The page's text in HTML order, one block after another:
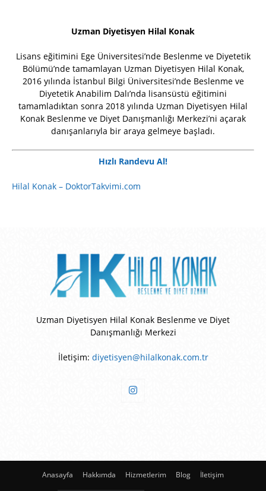
Uzman Diyetisyen Hilal Konak
Lisans eğitimini Ege Üniversitesi’nde Beslenme ve Diyetetik
Bölümü’nde tamamlayan Uzman Diyetisyen Hilal Konak,
2016 yılında İstanbul Bilgi Üniversitesi’nde Beslenme ve
Diyetetik Anabilim Dalı’nda lisansüstü eğitimini
tamamladıktan sonra 2018 yılında Uzman Diyetisyen Hilal
Konak Beslenme ve Diyet Danışmanlığı Merkezi’ni açarak
danışanlarıyla bir araya gelmeye başladı.
Hızlı Randevu Al!
Hilal Konak – DoktorTakvimi.com
Uzman Diyetisyen Hilal Konak Beslenme ve Diyet
Danışmanlığı Merkezi
İletişim: diyetisyen@hilalkonak.com.tr
Anasayfa Hakkımda Hizmetlerim Blog İletişim